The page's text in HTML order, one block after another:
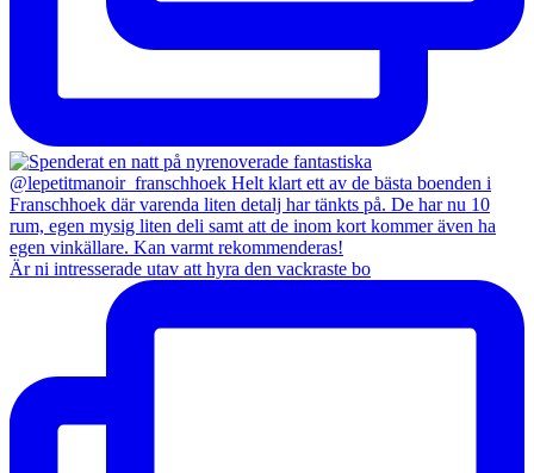
Är ni intresserade utav att hyra den vackraste bo